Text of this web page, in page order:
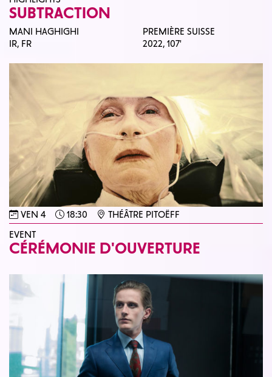
SUBTRACTION
MANI HAGHIGHI
IR, FR
PREMIÈRE SUISSE
2022,107'
VEN 4 18:30
THÉÂTRE PITOËFF
EVENT
CÉRÉMONIE D'OUVERTURE